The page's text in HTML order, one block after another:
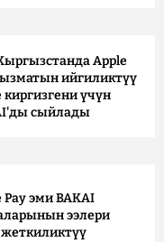
Apple
ийгиликтүү
үчүн
сыйлады
Pay эми BAKAI
ээлери